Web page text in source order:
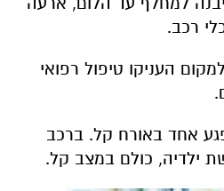
רכב.
העניקו טיפול רפואי
אחד באורח קל. ברכב
ילדיה, כולם במצב קל.